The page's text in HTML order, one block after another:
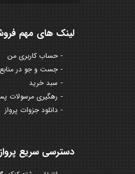
لینک های مهم
حساب کاربری من
جست و جو در
سبد خرید
رهگیری مرسولات
دانلود جزوات پرواز
دسترسی سریع پرواز